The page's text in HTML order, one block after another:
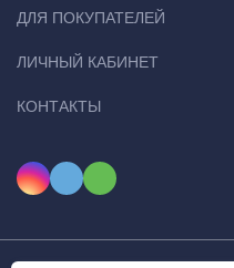
ДЛЯ ПОКУПАТЕЛЕЙ
ЛИЧНЫЙ КАБИНЕТ
КОНТАКТЫ